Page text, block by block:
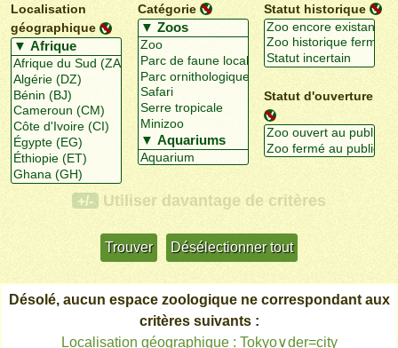
Localisation
géographique
Catégorie Statut historique
Statut d'ouverture
+/- Utiliser davantage de critères
Désolé, aucun espace zoologique ne correspondant aux
critères suivants :
Localisation géographique : Tokyo∨der=city